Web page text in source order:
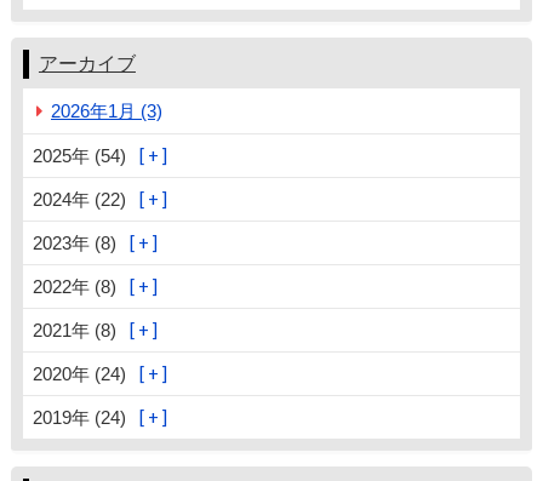
アーカイブ
2026年1月 (3)
2025年 (54)
2024年 (22)
2023年 (8)
2022年 (8)
2021年 (8)
2020年 (24)
2019年 (24)